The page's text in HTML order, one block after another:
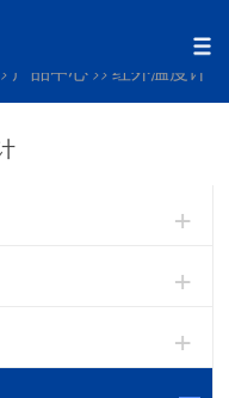
产品中心 >>红外温度计